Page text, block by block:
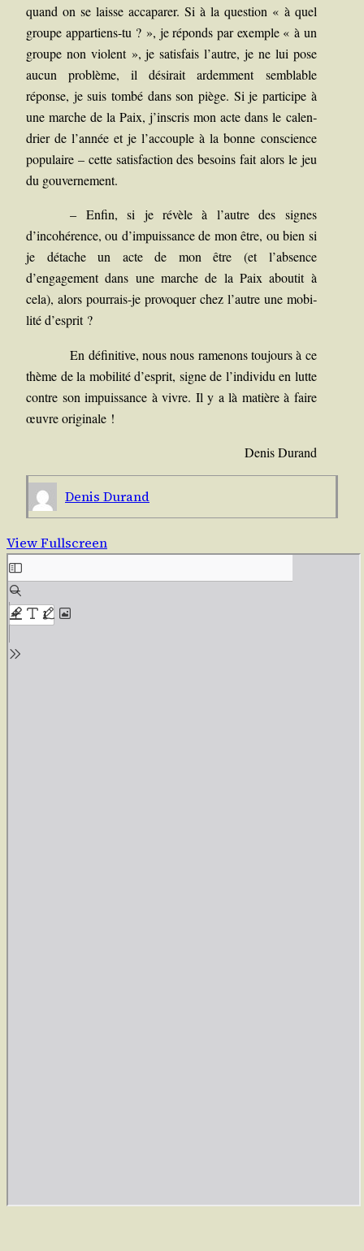
quand on se laisse acca­pa­rer. Si à la ques­tion « à quel
groupe appar­tiens-tu ? », je réponds par exemple « à un
groupe non violent », je satis­fais l’autre, je ne lui pose
aucun pro­blème, il dési­rait ardem­ment sem­blable
réponse, je suis tom­bé dans son piège. Si je par­ti­cipe à
une marche de la Paix, j’inscris mon acte dans le calen­
drier de l’année et je l’accouple à la bonne conscience
popu­laire – cette satis­fac­tion des besoins fait alors le jeu
du gouvernement.
– Enfin, si je révèle à l’autre des signes
d’incohérence, ou d’impuissance de mon être, ou bien si
je détache un acte de mon être (et l’absence
d’engagement dans une marche de la Paix abou­tit à
cela), alors pour­rais-je pro­vo­quer chez l’autre une mobi­
li­té d’esprit ?
En défi­ni­tive, nous nous rame­nons tou­jours à ce
thème de la mobi­li­té d’esprit, signe de l’individu en lutte
contre son impuis­sance à vivre. Il y a là matière à faire
œuvre originale !
Denis Durand
Denis Durand
View Fullscreen